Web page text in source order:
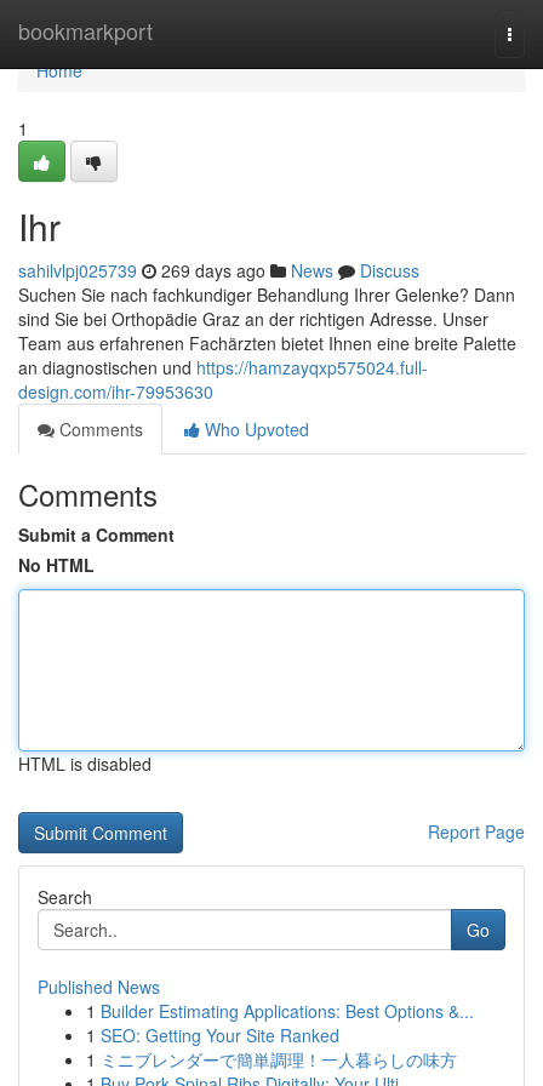
bookmarkport
Home
Home
1
Ihr
sahilvlpj025739 269 days ago News
Discuss
Suchen Sie nach fachkundiger Behandlung Ihrer Gelenke? Dann
sind Sie bei Orthopädie Graz an der richtigen Adresse. Unser
Team aus erfahrenen Fachärzten bietet Ihnen eine breite Palette
an diagnostischen und https://hamzayqxp575024.full-
design.com/ihr-79953630
Comments
Who Upvoted
Comments
Submit a Comment
No HTML
HTML is disabled
Report Page
Search
Go
Published News
1 Builder Estimating Applications: Best Options &...
1 SEO: Getting Your Site Ranked
1 ミニブレンダーで簡単調理！一人暮らしの味方